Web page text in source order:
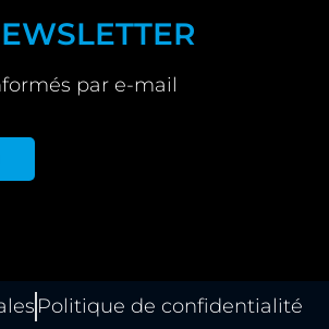
par e-mail
Politique de confidentialité